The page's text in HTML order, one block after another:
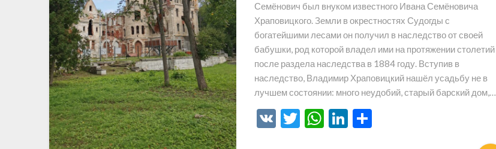
Семёнович был внуком известного Ивана Семёновича
Храповицкого. Земли в окрестностях Судогды с
богатейшими лесами он получил в наследство от своей
бабушки, род которой владел ими на протяжении столетий
после раздела наследства в 1884 году. Вступив в
наследство, Владимир Храповицкий нашёл усадьбу не в
лучшем состоянии: много неудобий, старый барский дом,…
VKTwitter
WhatsApp
LinkedIn
Отправить